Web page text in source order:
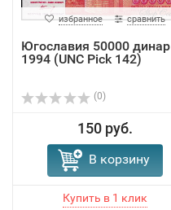
избранное сравнить
Югославия 50000 динар
1994 (UNC Pick 142)
(0)
150 руб.
В корзину